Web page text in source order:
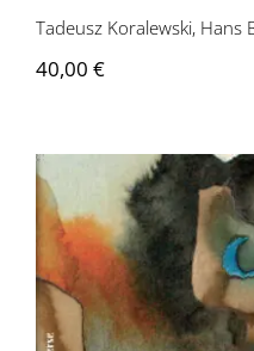
Tadeusz Koralewski, Hans
40,00 €